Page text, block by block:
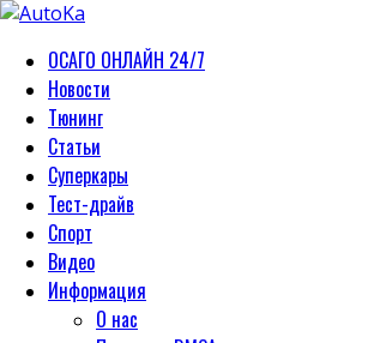
ОСАГО ОНЛАЙН 24/7
Новости
Тюнинг
Статьи
Суперкары
Тест-драйв
Спорт
Видео
Информация
О нас